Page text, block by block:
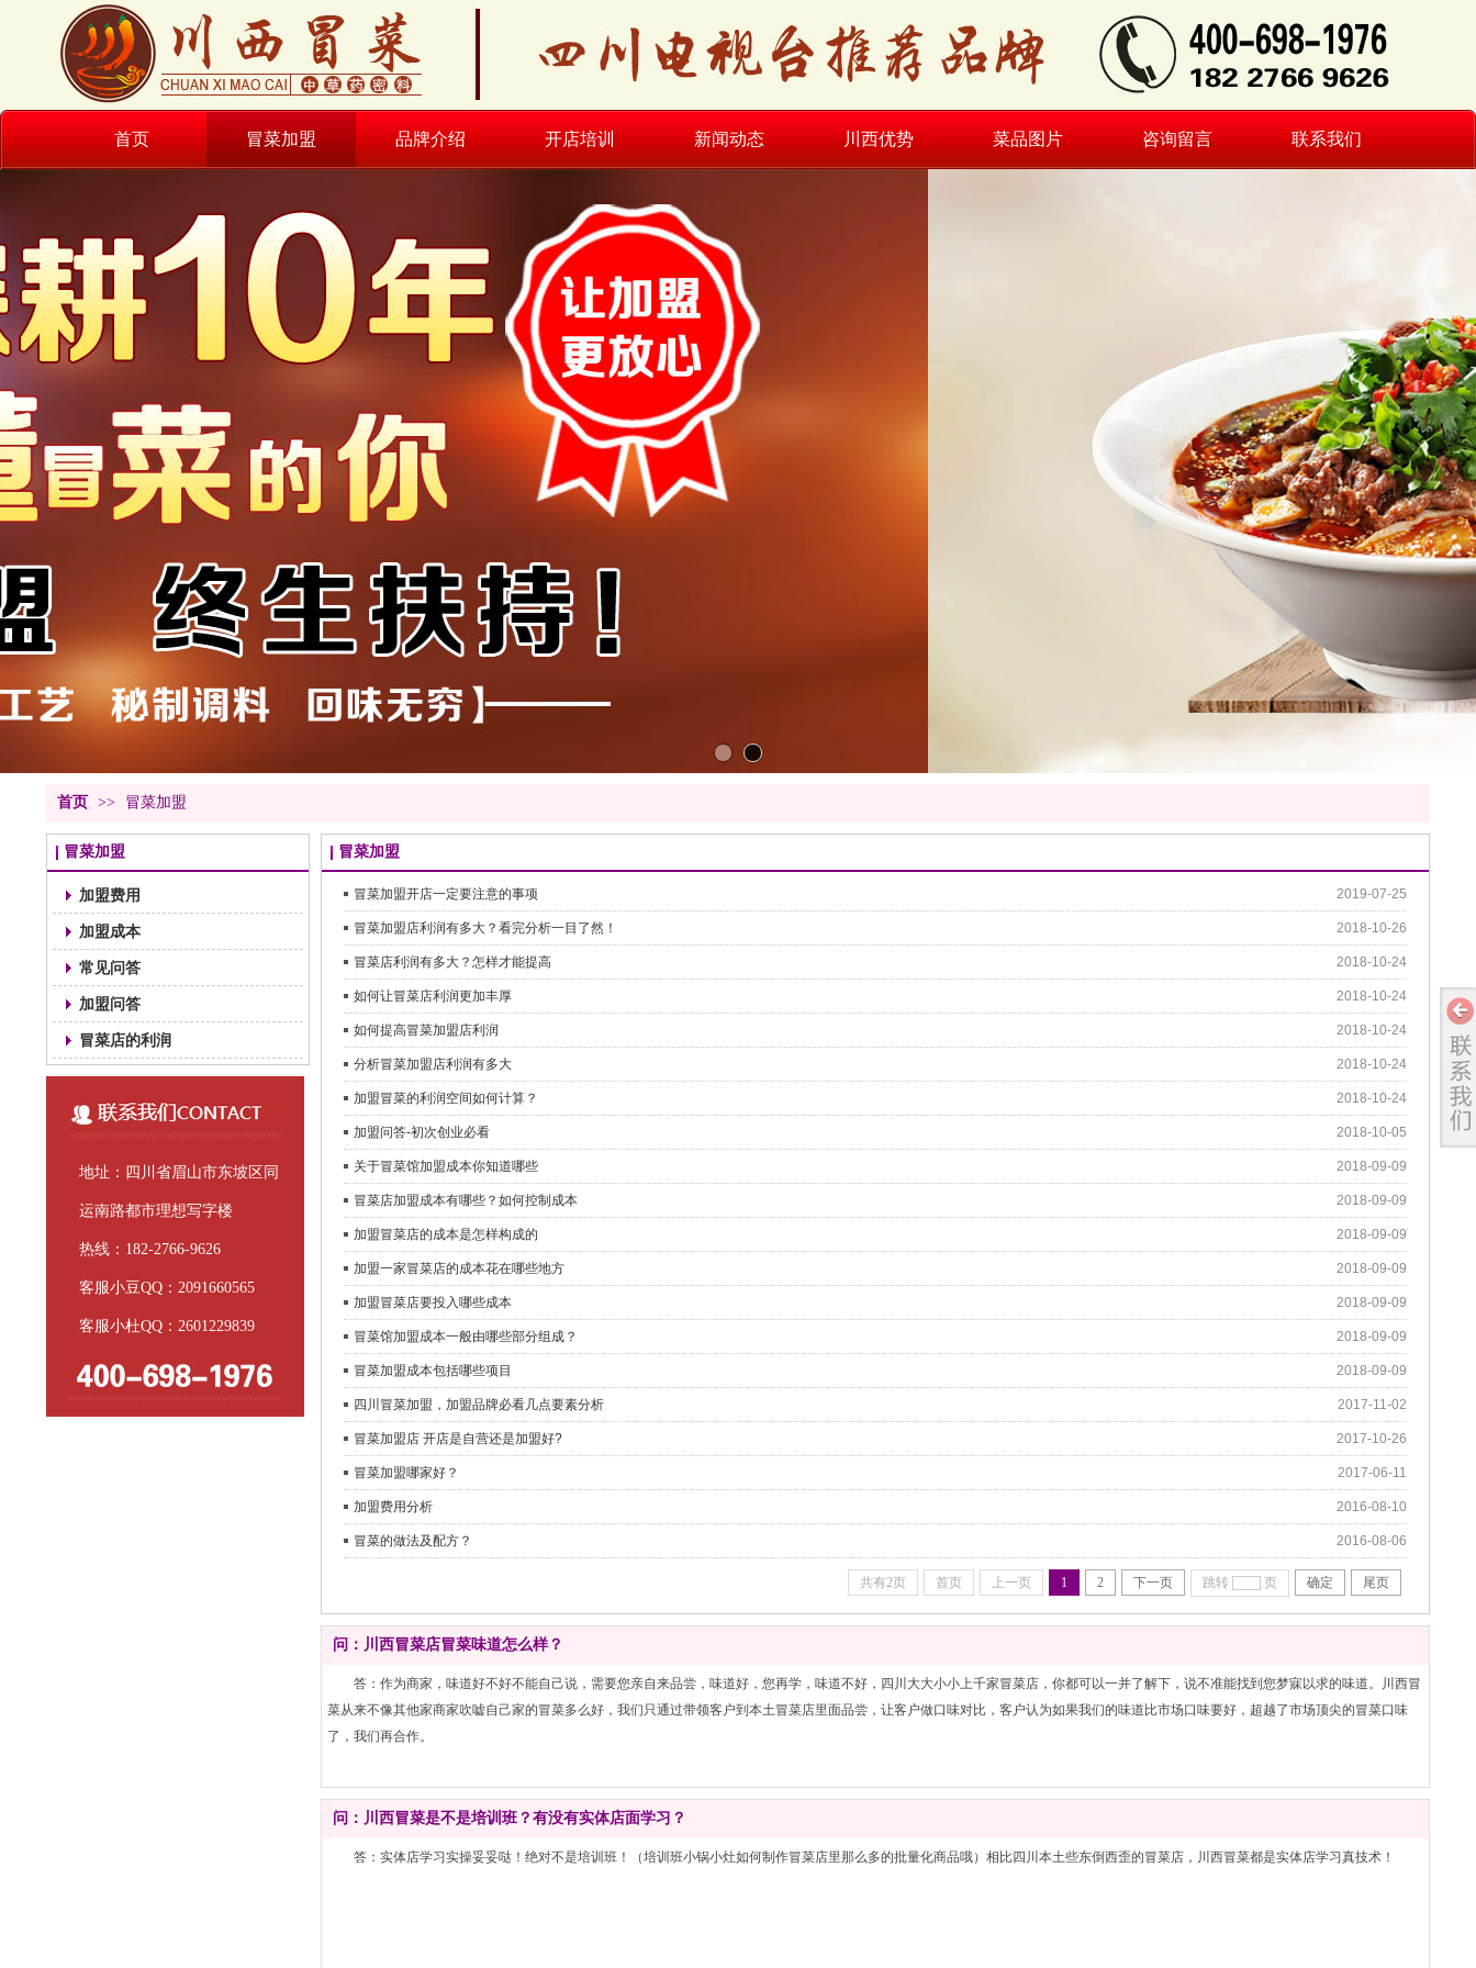
首页 冒菜加盟 品牌介绍 开店培训 新闻动态 川西优势 菜品图片 咨询留言 联系我们
首页 >> 冒菜加盟
冒菜加盟
加盟费用
加盟成本
常见问答
加盟问答
冒菜店的利润
地址：四川省眉山市东坡区同
运南路都市理想写字楼
热线：182-2766-9626
客服小豆QQ：2091660565
客服小杜QQ：2601229839
冒菜加盟
冒菜加盟开店一定要注意的事项 2019-07-25
冒菜加盟店利润有多大？看完分析一目了然！ 2018-10-26
冒菜店利润有多大？怎样才能提高 2018-10-24
如何让冒菜店利润更加丰厚 2018-10-24
如何提高冒菜加盟店利润 2018-10-24
分析冒菜加盟店利润有多大 2018-10-24
加盟冒菜的利润空间如何计算？ 2018-10-24
加盟问答-初次创业必看 2018-10-05
关于冒菜馆加盟成本你知道哪些 2018-09-09
冒菜店加盟成本有哪些？如何控制成本 2018-09-09
加盟冒菜店的成本是怎样构成的 2018-09-09
加盟一家冒菜店的成本花在哪些地方 2018-09-09
​加盟冒菜店要投入哪些成本 2018-09-09
冒菜馆加盟成本一般由哪些部分组成？ 2018-09-09
冒菜加盟成本包括哪些项目 2018-09-09
四川冒菜加盟，加盟品牌必看几点要素分析 2017-11-02
冒菜加盟店 开店是自营还是加盟好? 2017-10-26
冒菜加盟哪家好？ 2017-06-11
加盟费用分析 2016-08-10
冒菜的做法及配方？ 2016-08-06
共有2页 首页 上一页 1 2 下一页 跳转 页 确定 尾页
问：川西冒菜店冒菜味道怎么样？
答：作为商家，味道好不好不能自己说，需要您亲自来品尝，味道好，您再学，味道不好，四川大大小小上千家冒菜店，你都可以一并了解下，说不准能找到您梦寐以求的味道。川西冒
菜从来不像其他家商家吹嘘自己家的冒菜多么好，我们只通过带领客户到本土冒菜店里面品尝，让客户做口味对比，客户认为如果我们的味道比市场口味要好，超越了市场顶尖的冒菜口味
了，我们再合作。
问：川西冒菜是不是培训班？有没有实体店面学习？
答：实体店学习实操妥妥哒！绝对不是培训班！（培训班小锅小灶如何制作冒菜店里那么多的批量化商品哦）相比四川本土些东倒西歪的冒菜店，川西冒菜都是实体店学习真技术！